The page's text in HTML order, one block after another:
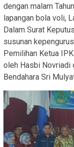
dengan malam
lapangan bola voli,
Dalam Surat
susunan
Pemilihan Ketua
oleh Hasbi Novriadi
Bendahara Sri